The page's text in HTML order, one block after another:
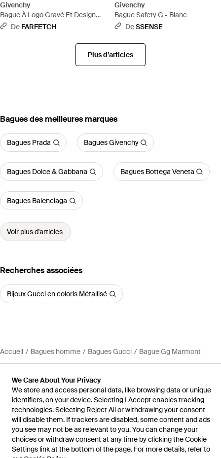
We Care About Your Privacy
We store and access personal data, like browsing data or unique
identifiers, on your device. Selecting I Accept enables tracking
technologies. Selecting Reject All or withdrawing your consent
will disable them. If trackers are disabled, some content and ads
you see may not be as relevant to you. You can change your
choices or withdraw consent at any time by clicking the Cookie
Settings link at the bottom of the page. For more details, refer to
Givenchy
Bague À Logo Gravé Et Design
Ouvert - Blanc
De FARFETCH
Givenchy
Bague Safety G - Blanc
DeSSENSE
Plus d’articles
‪Bagues‬ des meilleures marques
Bagues Prada Bagues Givenchy
Bagues Dolce & Gabbana Bagues Bottega Veneta
Bagues Balenciaga
Voir plus d'articles
Recherches associées
Bijoux Gucci en coloris Métallisé
Accueil Bagues homme Bagues Gucci Bague Gg Marmont
Aide et infos